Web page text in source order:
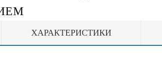
ХАРАКТЕРИСТИКИ